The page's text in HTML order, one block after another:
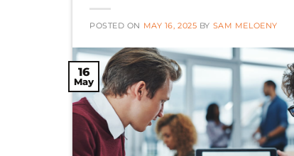
POSTED ON MAY 16, 2025 BY SAM MELOENY
16
May